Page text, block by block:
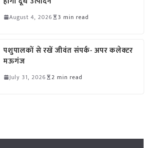
August 4, 2026 3 min read
पशुपालकों से रखें जीवंत संपर्क- अपर कलेक्टर
मऊगंज
July 31, 2026 2 min read